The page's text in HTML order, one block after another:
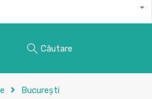
Căutare
București